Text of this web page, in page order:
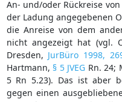
An- und/oder Rückreise
der Ladung angegebenen
die Anreise von dem
nicht angezeigt hat (vgl.
Dresden, JurBüro 1998,
Hartmann, § 5 JVEG Rn. 24;
5 Rn 5.23). Das ist aber
gegen einen